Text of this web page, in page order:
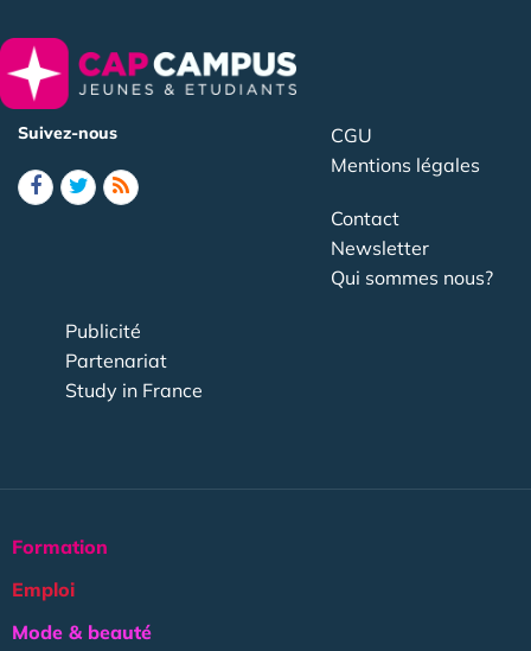
Suivez-nous
CGU
Mentions légales
Contact
Newsletter
Qui sommes nous?
Publicité
Partenariat
Study in France
Formation
Emploi
Mode & beauté